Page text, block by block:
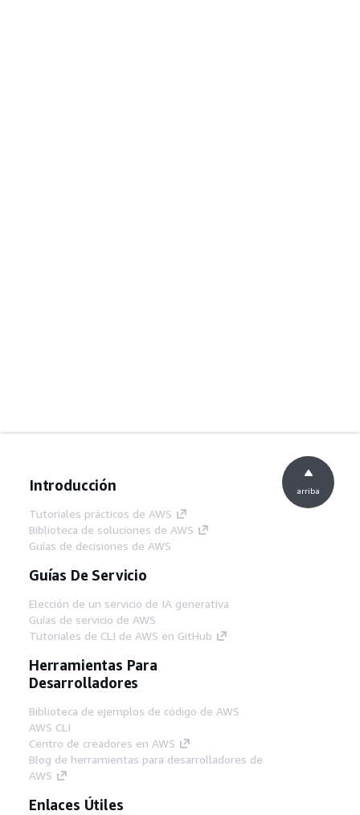
Introducción
Tutoriales prácticos de AWS
Biblioteca de soluciones de AWS
Guías de decisiones de AWS
Guías De Servicio
Elección de un servicio de IA generativa
Guías de servicio de AWS
Tutoriales de CLI de AWS en GitHub
Herramientas Para
Desarrolladores
Biblioteca de ejemplos de código de AWS
AWS CLI
Centro de creadores en AWS
Blog de herramientas para desarrolladores de
AWS
Enlaces Útiles
arriba